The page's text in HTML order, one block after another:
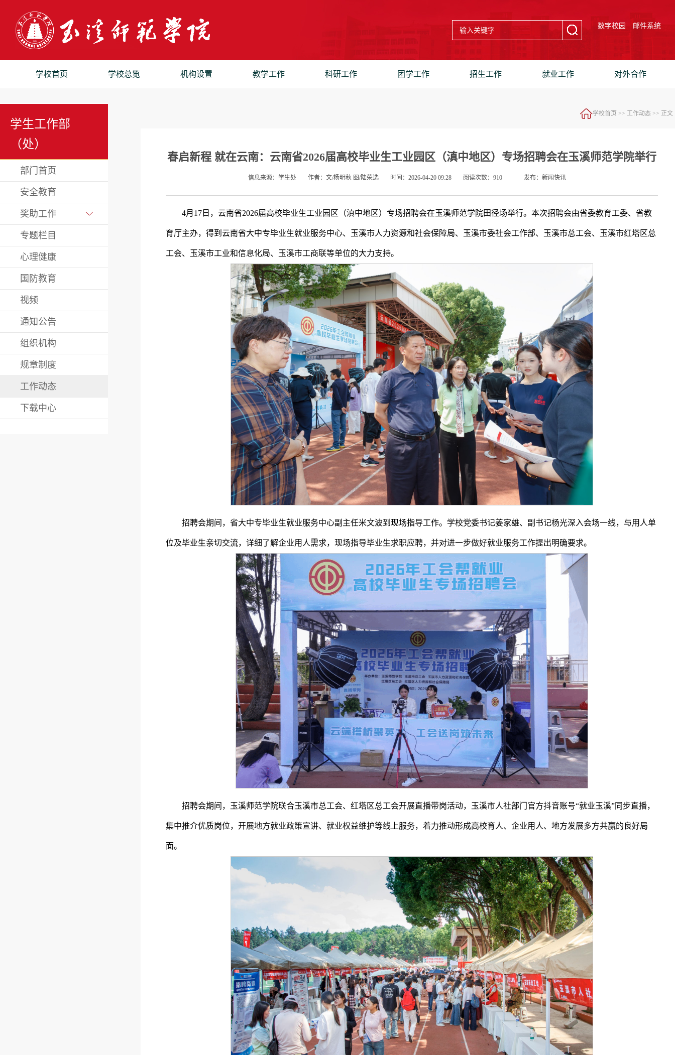
数字校园 邮件系统
学校首页 学校总览 机构设置 教学工作 科研工作 团学工作 招生工作 就业工作 对外合作
学生工作部
（处）
部门首页
安全教育
奖助工作
专题栏目
心理健康
国防教育
视频
通知公告
组织机构
规章制度
工作动态
下载中心
学校首页 >> 工作动态 >> 正文
春启新程 就在云南：云南省2026届高校毕业生工业园区（滇中地区）专场招聘会在玉溪师范学院举行
信息来源：学生处 作者：文/杨明秋 图/陆荣选 时间：2026-04-20 09:28 阅读次数： 910 发布：新闻快讯
4月17日，云南省2026届高校毕业生工业园区（滇中地区）专场招聘会在玉溪师范学院田径场举行。本次招聘会由省委教育工委、省教
育厅主办，得到云南省大中专毕业生就业服务中心、玉溪市人力资源和社会保障局、玉溪市委社会工作部、玉溪市总工会、玉溪市红塔区总
工会、玉溪市工业和信息化局、玉溪市工商联等单位的大力支持。
招聘会期间，省大中专毕业生就业服务中心副主任米文波到现场指导工作。学校党委书记姜家雄、副书记杨光深入会场一线，与用人单
位及毕业生亲切交流，详细了解企业用人需求，现场指导毕业生求职应聘，并对进一步做好就业服务工作提出明确要求。
招聘会期间，玉溪师范学院联合玉溪市总工会、红塔区总工会开展直播带岗活动，玉溪市人社部门官方抖音账号“就业玉溪”同步直播，
集中推介优质岗位，开展地方就业政策宣讲、就业权益维护等线上服务，着力推动形成高校育人、企业用人、地方发展多方共赢的良好局
面。